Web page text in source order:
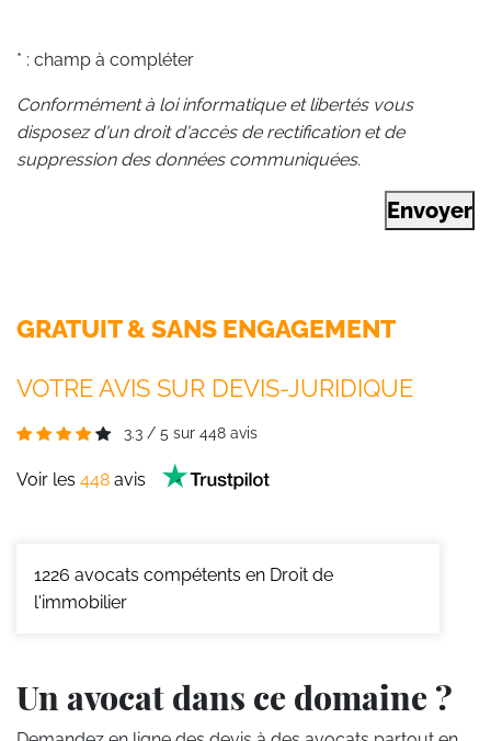
* : champ à compléter
Conformément à loi informatique et libertés vous
disposez d'un droit d'accès de rectification et de
suppression des données communiquées.
Envoyer
GRATUIT & SANS ENGAGEMENT
VOTRE AVIS SUR DEVIS-JURIDIQUE
3.3 / 5 sur 448 avis
Voir les 448 avis
1226 avocats compétents en Droit de
l'immobilier
Un avocat dans ce domaine ?